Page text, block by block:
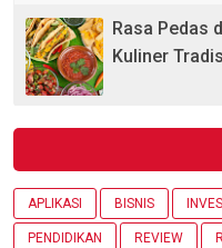
Rasa Pedas
Kuliner
APLIKASI BISNIS
PENDIDIKAN REVIEW